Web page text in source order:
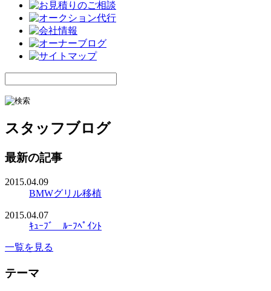
スタッフブログ
最新の記事
2015.04.09
BMWグリル移植
2015.04.07
ｷｭｰﾌﾞ ﾙｰﾌﾍﾟｲﾝﾄ
一覧を見る
テーマ